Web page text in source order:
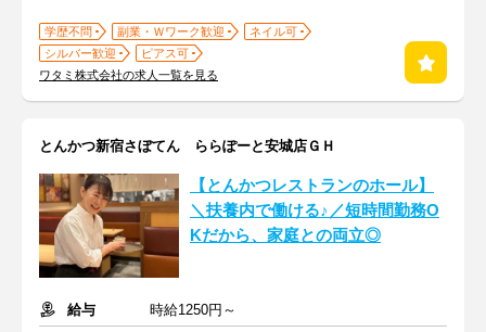
学歴不問 副業・Ｗワーク歓迎
ネイル可
シルバー歓迎
ピアス可
ワタミ株式会社の求人一覧を見る
とんかつ新宿さぼてん ららぽーと安城店ＧＨ
【とんかつレストランのホール】
＼扶養内で働ける♪／短時間勤務O
Kだから、家庭との両立◎
給与
時給1250円～